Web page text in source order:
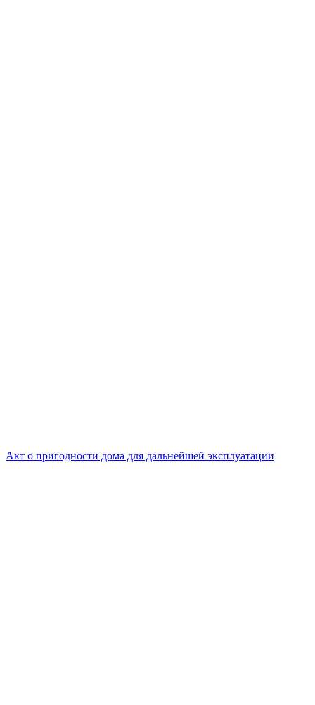
Акт о пригодности дома для дальнейшей эксплуатации